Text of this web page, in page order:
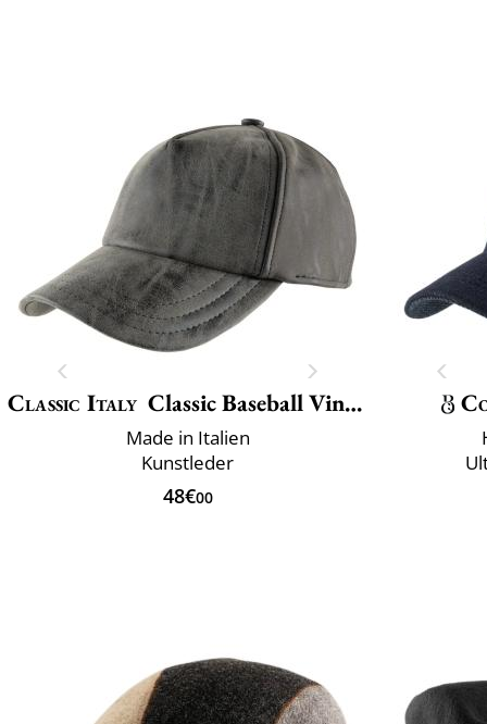
Classic Italy Classic Baseball Vincenzo
Made in Italien
Kunstleder
48€00